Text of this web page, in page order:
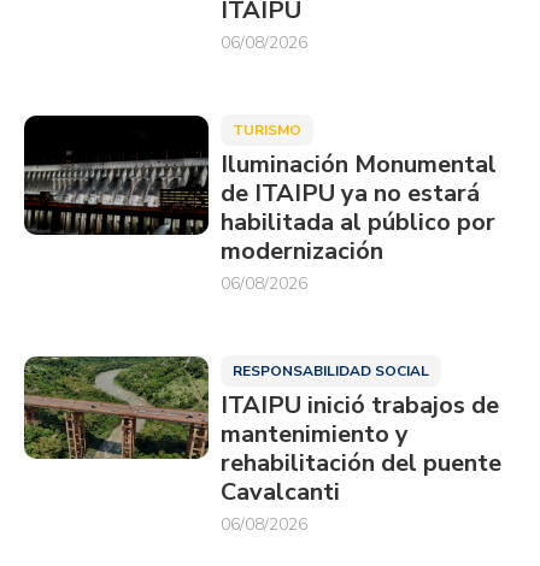
ITAIPU
06/08/2026
TURISMO
Iluminación Monumental
de ITAIPU ya no estará
habilitada al público por
modernización
06/08/2026
RESPONSABILIDAD SOCIAL
ITAIPU inició trabajos de
mantenimiento y
rehabilitación del puente
Cavalcanti
06/08/2026